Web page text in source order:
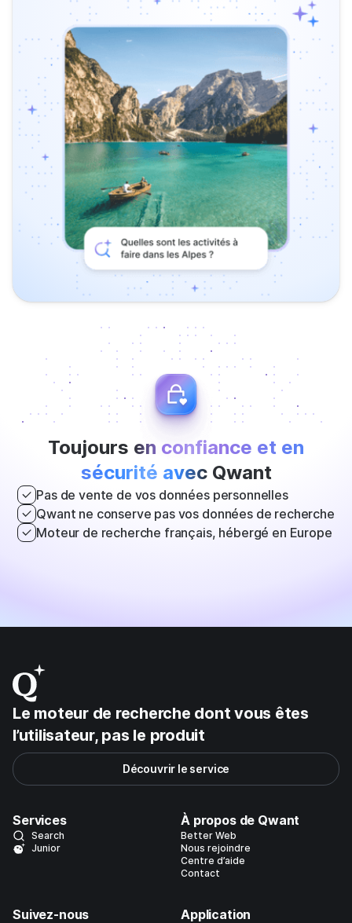
Toujours en confiance et en
sécurité avecQwant
Pas de vente de vos données personnelles
Qwant ne conserve pas vos données de recherche
Moteur de recherche français, hébergé en Europe
Le moteur de recherche dont vous êtes
l’utilisateur, pas le produit
Découvrir le service
Services
Search
Junior
À propos de Qwant
Better Web
Nous rejoindre
Centre d’aide
Contact
Suivez-nous Application